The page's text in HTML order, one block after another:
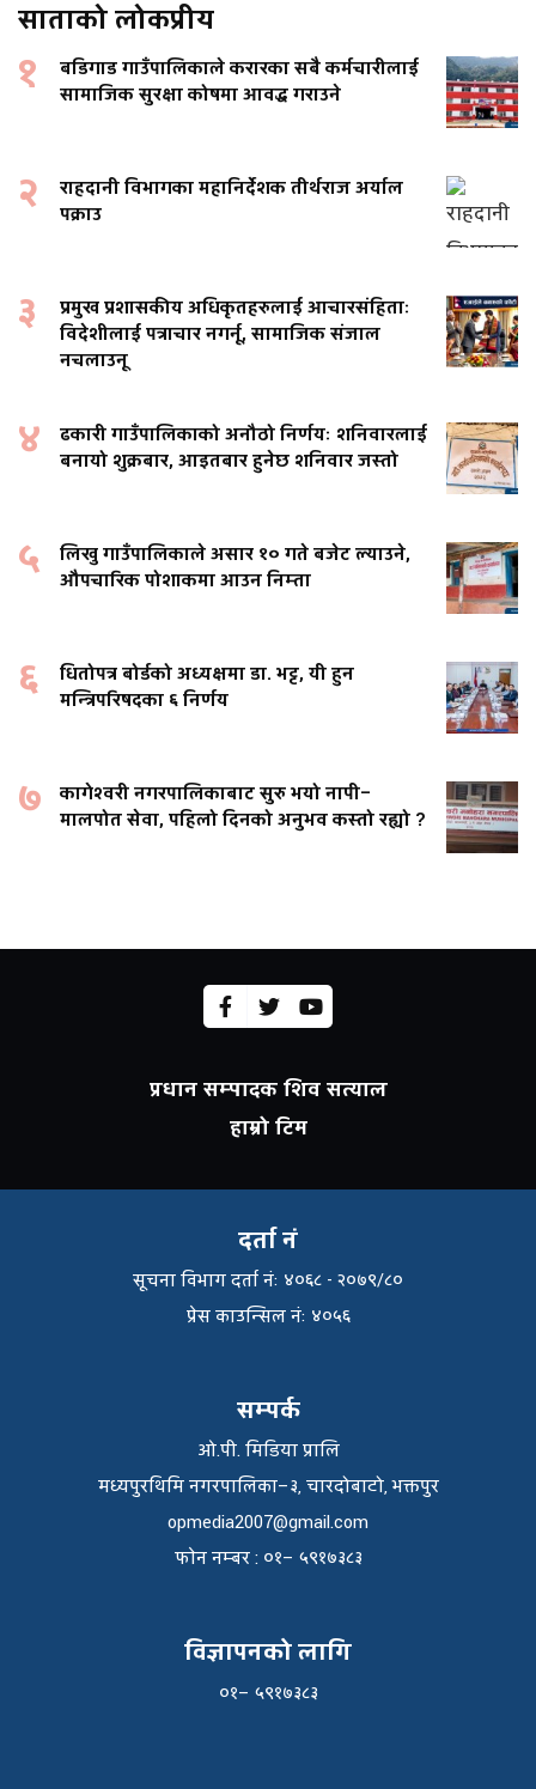
साताको लोकप्रीय
१
बडिगाड गाउँपालिकाले करारका सबै कर्मचारीलाई
सामाजिक सुरक्षा कोषमा आवद्ध गराउने
२
राहदानी विभागका महानिर्देशक तीर्थराज अर्याल
पक्राउ
३
प्रमुख प्रशासकीय अधिकृतहरुलाई आचारसंहिताः
विदेशीलाई पत्राचार नगर्नू, सामाजिक संजाल
नचलाउनू
४
ढकारी गाउँपालिकाको अनौठो निर्णयः शनिवारलाई
बनायो शुक्रबार, आइतबार हुनेछ शनिवार जस्तो
५
लिखु गाउँपालिकाले असार १० गते बजेट ल्याउने,
औपचारिक पोशाकमा आउन निम्ता
६
धितोपत्र बोर्डको अध्यक्षमा डा. भट्ट, यी हुन
मन्त्रिपरिषदका ६ निर्णय
७
कागेश्वरी नगरपालिकाबाट सुरु भयो नापी–
मालपोत सेवा, पहिलो दिनको अनुभव कस्तो रह्यो ?
प्रधान सम्पादक शिव सत्याल
हाम्रो टिम
दर्ता नं
सूचना विभाग दर्ता नंः ४०६८ - २०७९/८०
प्रेस काउन्सिल नंः ४०५६
सम्पर्क
ओ.पी. मिडिया प्रालि
मध्यपुरथिमि नगरपालिका–३, चारदोबाटो, भक्तपुर
opmedia2007@gmail.com
फाेन नम्बर : ०१– ५९१७३८३
विज्ञापनको लागि
०१– ५९१७३८३